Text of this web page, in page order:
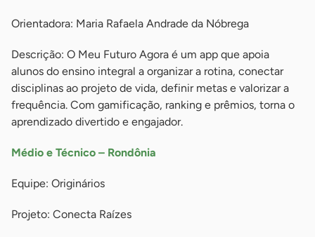
Orientadora: Maria Rafaela Andrade da Nóbrega
Descrição: O Meu Futuro Agora é um app que apoia
alunos do ensino integral a organizar a rotina, conectar
disciplinas ao projeto de vida, definir metas e valorizar a
frequência. Com gamificação, ranking e prêmios, torna o
aprendizado divertido e engajador.
Médio e Técnico – Rondônia
Equipe: Originários
Projeto: Conecta Raízes